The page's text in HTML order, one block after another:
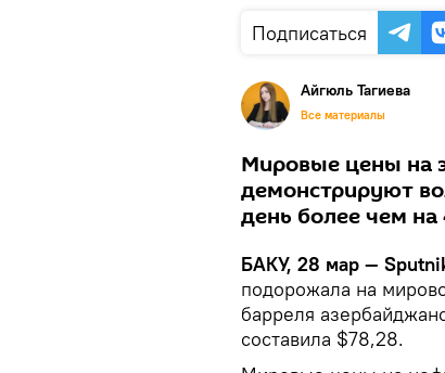
Подписаться
Айгюль Тагиева
Все материалы
Мировые цены на
демонстрируют
день более чем на
БАКУ, 28 мар —
подорожала на
барреля
составила $78,28.